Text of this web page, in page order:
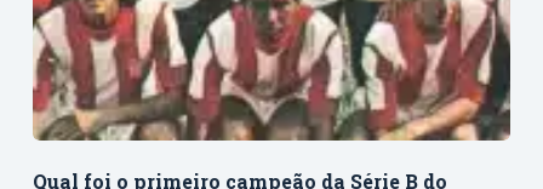
Qual foi o primeiro campeão da Série B do